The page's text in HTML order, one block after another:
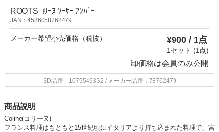
ROOTS ｺﾘｰﾇ ｿｰｻｰ ｱﾝﾊﾞｰ
JAN：4536058762479
メーカー希望小売価格（税抜） ¥900 / 1点
1セット (1点)
卸価格は会員のみ公開
SD品番：10795493S2 / メーカー品番：78762479
商品説明
Coline(コリーヌ)
フランス料理はもともと15世紀頃にイタリアより持ち込まれた料理で、宮